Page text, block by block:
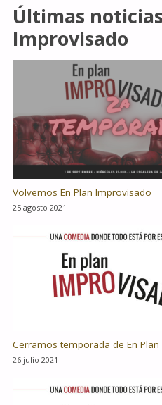
Últimas
Improvisado
Volvemos En Plan Improvisado
25 agosto 2021
Cerramos temporada de En
26 julio 2021